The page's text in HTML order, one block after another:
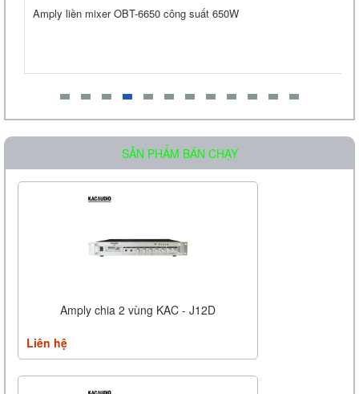
Amply liền mixer OBT-6650 công suất 650W
SẢN PHẨM BÁN CHẠY
Amply chia 6 vùng KAC Audio PA-
Amply chia 2 vùng KAC - J12D
Liên hệ